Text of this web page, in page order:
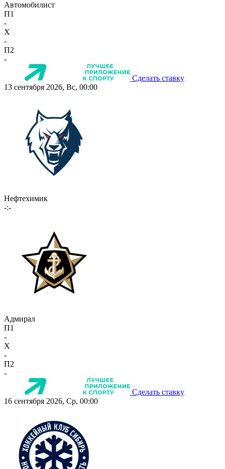
Автомобилист
П1
-
X
-
П2
-
Сделать ставку
13 сентября 2026, Вс, 00:00
Нефтехимик
-:-
Адмирал
П1
-
X
-
П2
-
Сделать ставку
16 сентября 2026, Ср, 00:00